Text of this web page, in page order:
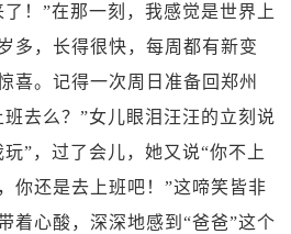
！”在那一刻，我感觉是世界上
多，长得很快，每周都有新变
喜。记得一次周日准备回郑州
去么？”女儿眼泪汪汪的立刻说
”，过了会儿，她又说“你不上
你还是去上班吧！”这啼笑皆非
着心酸，深深地感到“爸爸”这个